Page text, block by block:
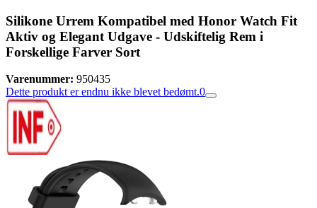
Silikone Urrem Kompatibel med Honor Watch Fit
Aktiv og Elegant Udgave - Udskiftelig Rem i
Forskellige Farver Sort
Varenummer: 950435
Dette produkt er endnu ikke blevet bedømt.0